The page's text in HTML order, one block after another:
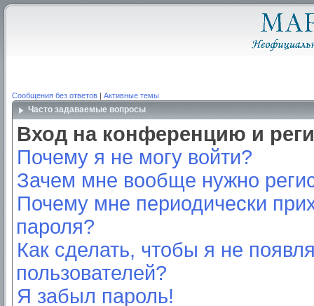
Сообщения без ответов | Активные темы
Часто задаваемые вопросы
Вход на конференцию и
Почему я не могу войти?
Зачем мне вообще нужно
Почему мне периодически
пароля?
Как сделать, чтобы я не
пользователей?
Я забыл пароль!